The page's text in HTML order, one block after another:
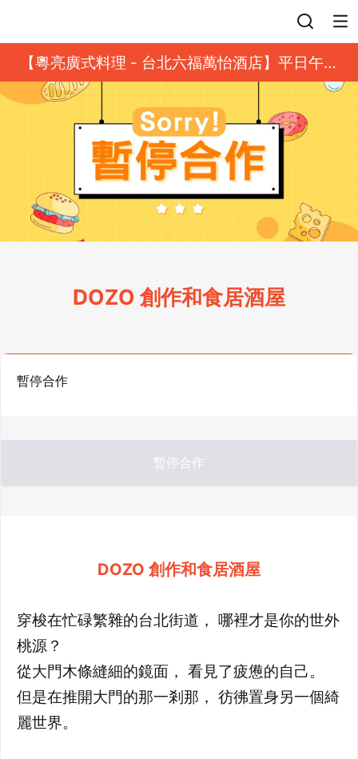
【粵亮廣式料理 - 台北六福萬怡酒店】平日午餐
8 折起｜靓港點套餐
DOZO 創作和食居酒屋
暫停合作
暫停合作
DOZO 創作和食居酒屋
穿梭在忙碌繁雜的台北街道， 哪裡才是你的世外
桃源？
從大門木條縫細的鏡面， 看見了疲憊的自己。
但是在推開大門的那一剎那， 彷彿置身另一個綺
麗世界。